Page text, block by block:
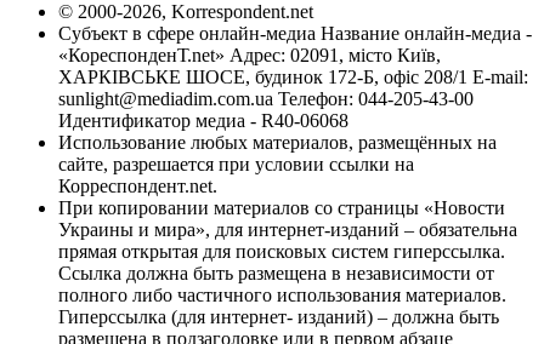
© 2000-2026, Korrespondent.net
Субъект в сфере онлайн-медиа Название онлайн-медиа -
«КореспонденТ.net» Адрес: 02091, місто Київ,
ХАРКІВСЬКЕ ШОСЕ, будинок 172-Б, офіс 208/1 E-mail:
sunlight@mediadim.com.ua Телефон: 044-205-43-00
Идентификатор медиа - R40-06068
Использование любых материалов, размещённых на
сайте, разрешается при условии ссылки на
Корреспондент.net.
При копировании материалов со страницы «Новости
Украины и мира», для интернет-изданий – обязательна
прямая открытая для поисковых систем гиперссылка.
Ссылка должна быть размещена в независимости от
полного либо частичного использования материалов.
Гиперссылка (для интернет- изданий) – должна быть
размещена в подзаголовке или в первом абзаце